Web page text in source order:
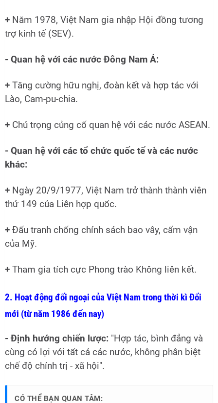
+ Năm 1978, Việt Nam gia nhập Hội đồng tương
trợ kinh tế (SEV).
- Quan hệ với các nước Đông Nam Á:
+ Tăng cường hữu nghị, đoàn kết và hợp tác với
Lào, Cam-pu-chia.
+ Chú trọng củng cố quan hệ với các nước ASEAN.
- Quan hệ với các tổ chức quốc tế và các nước
khác:
+ Ngày 20/9/1977, Việt Nam trở thành thành viên
thứ 149 của Liên hợp quốc.
+ Đấu tranh chống chính sách bao vây, cấm vận
của Mỹ.
+ Tham gia tích cực Phong trào Không liên kết.
2. Hoạt động đối ngoại của Việt Nam trong thời kì Đổi
mới (từ năm 1986 đến nay)
- Định hướng chiến lược: "Hợp tác, bình đẳng và
cùng có lợi với tất cả các nước, không phân biệt
chế độ chính trị - xã hội".
CÓ THỂ BẠN QUAN TÂM: